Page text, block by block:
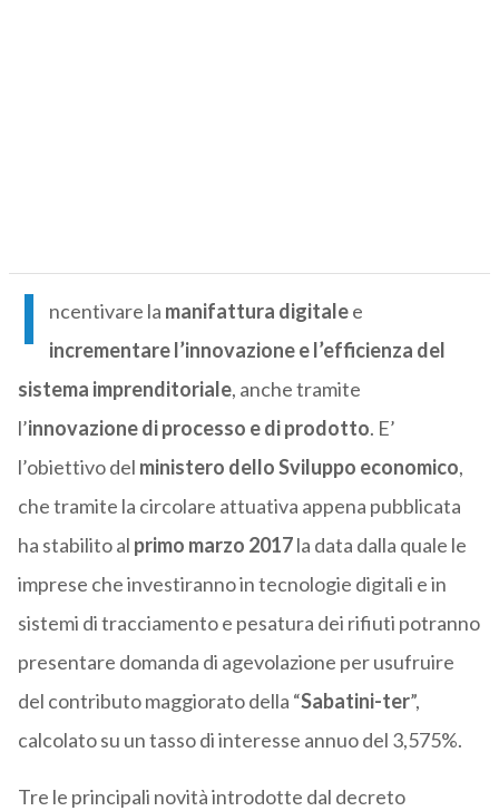
I ncentivare la manifattura digitalee
incrementare l’innovazione e l’efficienza del
sistema imprenditoriale, anche tramite
l’innovazione di processo e di prodotto. E’
l’obiettivo del ministero dello Sviluppo economico,
che tramite la circolare attuativa appena pubblicata
ha stabilito al primo marzo 2017la data dalla quale le
imprese che investiranno in tecnologie digitali e in
sistemi di tracciamento e pesatura dei rifiuti potranno
presentare domanda di agevolazione per usufruire
del contributo maggiorato della “Sabatini-ter”,
calcolato su un tasso di interesse annuo del 3,575%.
Tre le principali novità introdotte dal decreto